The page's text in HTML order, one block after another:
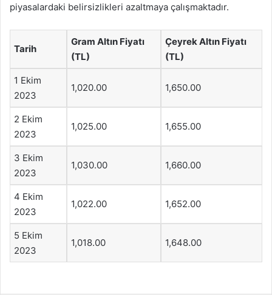
piyasalardaki belirsizlikleri azaltmaya çalışmaktadır.
Tarih
Gram Altın Fiyatı
(TL)
Çeyrek Altın Fiyatı
(TL)
1 Ekim
2023
1,020.00 1,650.00
2 Ekim
2023
1,025.00 1,655.00
3 Ekim
2023
1,030.00 1,660.00
4 Ekim
2023
1,022.00 1,652.00
5 Ekim
2023
1,018.00 1,648.00